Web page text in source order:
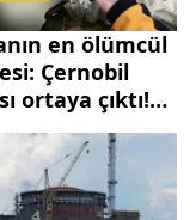
en ölümcül
Çernobil
ortaya çıktı!
bakmayın 2 gün